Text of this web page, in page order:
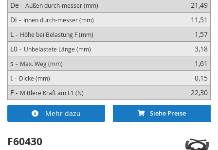
De - Außen durch-messer (mm)
21,49
Di - Innen durch-messer (mm)
11,51
L - Höhe bei Belastung F (mm)
1,57
L0 - Unbelastete Länge (mm)
3,18
s - Max. Weg (mm)
1,61
t - Dicke (mm)
0,15
F - Mittlere Kraft am L1 (N) 22,30
Mehr dazu Siehe Preise
F60430